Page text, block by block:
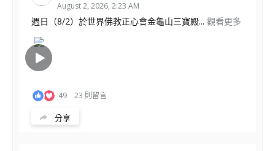
August 2, 2026, 2:23 AM
週日（8/2）於世界佛教正心會金龜山三寶殿... 觀看更多
49 23 則留言
分享